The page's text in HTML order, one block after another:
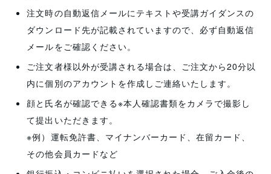
粉塵の危険性について学ぶことができ、大変身になっ
た。しかし、動画視聴の際、視聴中に動画が途切れて
しまうことがあった。こちら側の通信環境に問題があ
ったかもしれないが、早急な対応が求められる。内容
としては粉じんの特性についてさらに知れたらよかっ
た。
注文時の自動返信メールにテキストや受講ガイダンスの
ダウンロード先が記載されていますので、必ず自動返信
メールをご確認ください。
ご注文者様以外が受講される場合は、ご注文から20分以
内に個別のアカウントを作成しご連絡いたします。
顔と氏名が確認できる※本人確認書類をカメラで撮影し
て提出いただきます。
※例）運転免許書、マイナンバーカード、在留カード、
その他会員カードなど